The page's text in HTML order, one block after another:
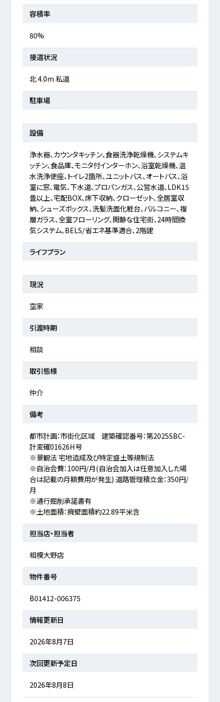
容積率
80%
接道状況
北 4.0m 私道
駐車場
設備
浄水器、カウンタキッチン、食器洗浄乾燥機、システムキ
ッチン、食品庫、モニタ付インターホン、浴室乾燥機、温
水洗浄便座、トイレ2箇所、ユニットバス、オートバス、浴
室に窓、電気、下水道、プロパンガス、公営水道、LDK15
畳以上、宅配BOX、床下収納、クローゼット、全居室収
納、シューズボックス、洗髪洗面化粧台、バルコニー、複
層ガラス、全室フローリング、閑静な住宅街、24時間換
気システム、BELS/省エネ基準適合、2階建
ライフプラン
現況
空家
引渡時期
相談
取引態様
仲介
備考
都市計画：市街化区域 建築確認番号：第2025SBC-
計変確01626H号
※景観法 宅地造成及び特定盛土等規制法
※自治会費：100円/月(自治会加入は任意加入した場
合は記載の月額費用が発生) 道路管理積立金：350円/
月
※通行掘削承諾書有
※土地面積：擁壁面積約22.89平米含
担当店・担当者
相模大野店
物件番号
B01412-006375
情報更新日
2026年8月7日
次回更新予定日
2026年8月8日